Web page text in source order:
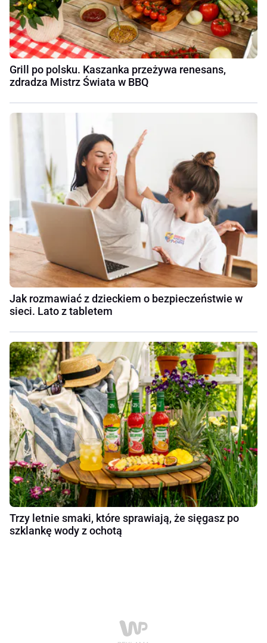
Grill po polsku. Kaszanka przeżywa renesans,
zdradza Mistrz Świata w BBQ
Jak rozmawiać z dzieckiem o bezpieczeństwie w
sieci. Lato z tabletem
Trzy letnie smaki, które sprawiają, że sięgasz po
szklankę wody z ochotą